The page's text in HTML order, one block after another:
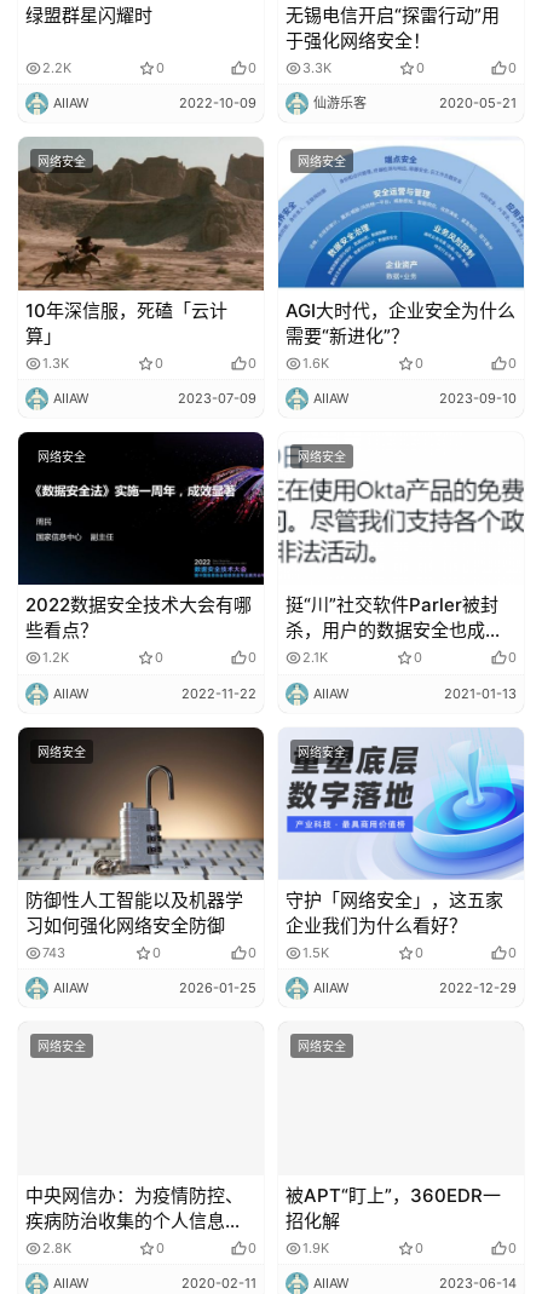
绿盟群星闪耀时
2.2K 0 0
AIIAW 2022-10-09
无锡电信开启“探雷行动”用
于强化网络安全！
3.3K 0 0
仙游乐客 2020-05-21
网络安全
10年深信服，死磕「云计
算」
1.3K 0 0
AIIAW 2023-07-09
网络安全
AGI大时代，企业安全为什么
需要“新进化”？
1.6K 0 0
AIIAW 2023-09-10
网络安全
2022数据安全技术大会有哪
些看点？
1.2K 0 0
AIIAW 2022-11-22
网络安全
挺“川”社交软件Parler被封
杀，用户的数据安全也成了
难题！
2.1K 0 0
AIIAW 2021-01-13
网络安全
防御性人工智能以及机器学
习如何强化网络安全防御
743 0 0
AIIAW 2026-01-25
网络安全
守护「网络安全」，这五家
企业我们为什么看好？
1.5K 0 0
AIIAW 2022-12-29
网络安全
中央网信办：为疫情防控、
疾病防治收集的个人信息，
不得用于其他用途！
2.8K 0 0
AIIAW 2020-02-11
网络安全
被APT“盯上”，360EDR一
招化解
1.9K 0 0
AIIAW 2023-06-14